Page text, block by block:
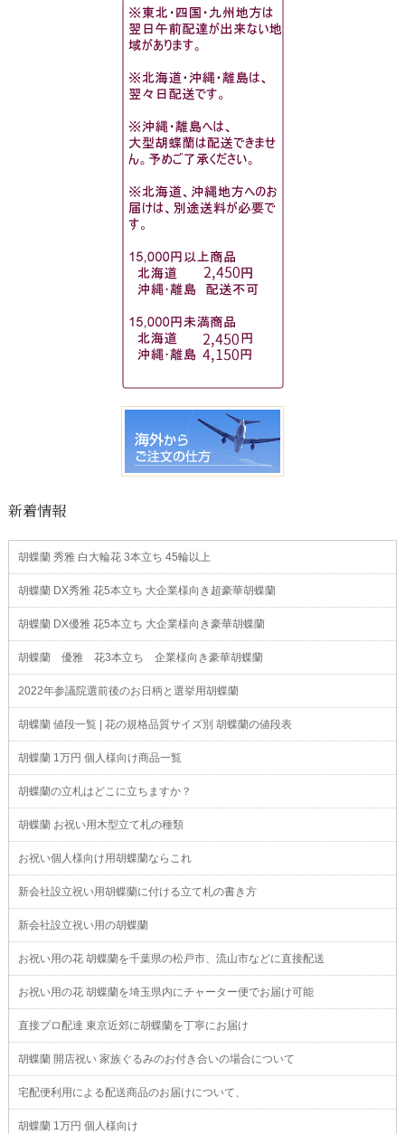
新着情報
胡蝶蘭 秀雅 白大輪花 3本立ち 45輪以上
胡蝶蘭 DX秀雅 花5本立ち 大企業様向き超豪華胡蝶蘭
胡蝶蘭 DX優雅 花5本立ち 大企業様向き豪華胡蝶蘭
胡蝶蘭 優雅 花3本立ち 企業様向き豪華胡蝶蘭
2022年参議院選前後のお日柄と選挙用胡蝶蘭
胡蝶蘭 値段一覧 | 花の規格品質サイズ別 胡蝶蘭の値段表
胡蝶蘭 1万円 個人様向け商品一覧
胡蝶蘭の立札はどこに立ちますか？
胡蝶蘭 お祝い用木型立て札の種類
お祝い個人様向け用胡蝶蘭ならこれ
新会社設立祝い用胡蝶蘭に付ける立て札の書き方
新会社設立祝い用の胡蝶蘭
お祝い用の花 胡蝶蘭を千葉県の松戸市、流山市などに直接配送
お祝い用の花 胡蝶蘭を埼玉県内にチャーター便でお届け可能
直接プロ配達 東京近郊に胡蝶蘭を丁寧にお届け
胡蝶蘭 開店祝い 家族ぐるみのお付き合いの場合について
宅配便利用による配送商品のお届けについて、
胡蝶蘭 1万円 個人様向け